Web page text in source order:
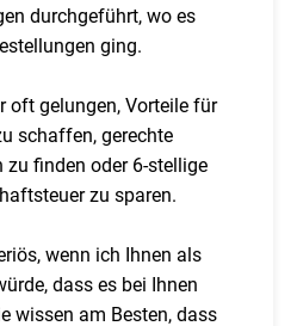
durchgeführt, wo es
ging.
oft gelungen, Vorteile für
schaffen, gerechte
finden oder 6-stellige
zu sparen.
wenn ich Ihnen als
dass es bei Ihnen
wissen am Besten, dass